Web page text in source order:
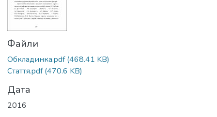
Файли
Обкладинка.pdf(468.41 KB)
Стаття.pdf(470.6 KB)
Дата
2016